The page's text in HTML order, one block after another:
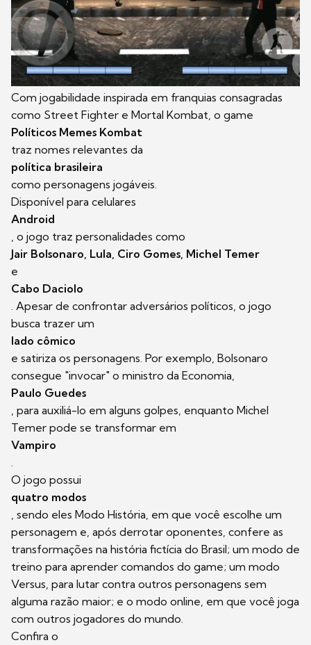
Com jogabilidade inspirada em franquias consagradas
como Street Fighter e Mortal Kombat, o game
Políticos Memes Kombat
traz nomes relevantes da
política brasileira
como personagens jogáveis.
Disponível para celulares
Android
, o jogo traz personalidades como
Jair Bolsonaro, Lula, Ciro Gomes, Michel Temer
e
Cabo Daciolo
. Apesar de confrontar adversários políticos, o jogo
busca trazer um
lado cômico
e satiriza os personagens. Por exemplo, Bolsonaro
consegue "invocar" o ministro da Economia,
Paulo Guedes
, para auxiliá-lo em alguns golpes, enquanto Michel
Temer pode se transformar em
Vampiro
O jogo possui
quatro modos
, sendo eles Modo História, em que você escolhe um
personagem e, após derrotar oponentes, confere as
transformações na história fictícia do Brasil; um modo de
treino para aprender comandos do game; um modo
Versus, para lutar contra outros personagens sem
alguma razão maior; e o modo online, em que você joga
com outros jogadores do mundo.
Confira o